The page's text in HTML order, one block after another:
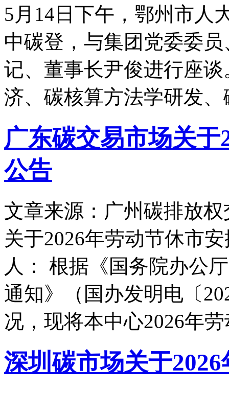
5月14日下午，鄂州市人
中碳登，与集团党委委
记、董事长尹俊进行座
济、碳核算方法学研发、
广东碳交易市场关
公告
文章来源：广州碳排放
关于2026年劳动节休市
人： 根据《国务院办公
通知》（国办发明电〔
况，现将本中心2026年
深圳碳市场关于